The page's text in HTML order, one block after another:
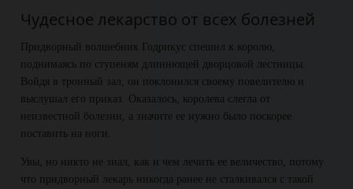
Чудесное лекарство от всех болезней
Придворный волшебник Годрикус спешил к королю,
поднимаясь по ступеням длиннющей дворцовой лестницы.
Войдя в тронный зал, он поклонился своему повелителю и
выслушал его приказ. Оказалось, королева слегла от
неизвестной болезни, а значите ее нужно было поскорее
поставить на ноги.
Увы, но никто не знал, как и чем лечить ее величество, потому
что придворный лекарь никогда ранее не сталкивался с такой